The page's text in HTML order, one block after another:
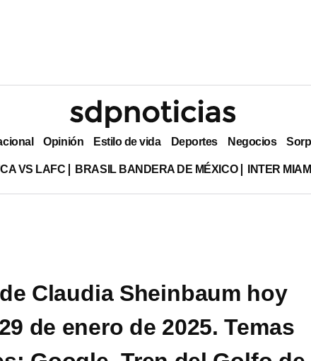
Opinión Estilo de vida Deportes Negocios
VS LAFC BRASIL BANDERA DE MÉXICO INTER
Claudia Sheinbaum hoy
de enero de 2025. Temas